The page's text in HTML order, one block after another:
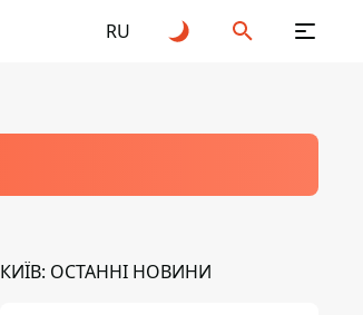
RU
КИЇВ: ОСТАННІ НОВИНИ